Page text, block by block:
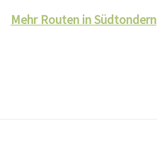
Mehr Routen in Südtondern